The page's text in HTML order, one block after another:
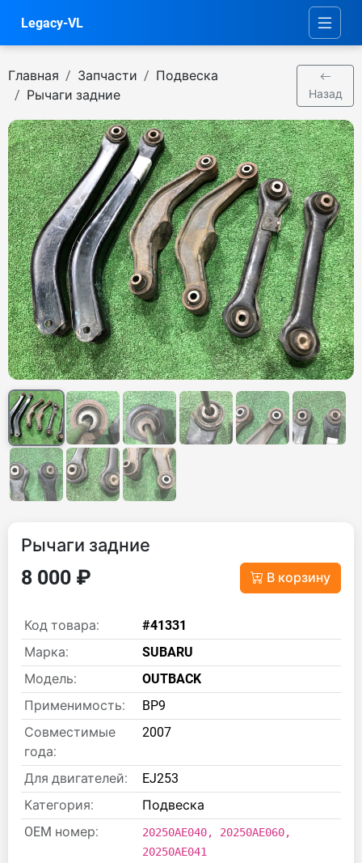
Legacy-VL
Главная Запчасти
Подвеска
Рычаги задние
Назад
Рычаги задние
8 000 ₽ В корзину
Код товара:
#41331
Марка:
SUBARU
Модель:
OUTBACK
Применимость:
BP9
Совместимые
года:
2007
Для двигателей:
EJ253
Категория:
Подвеска
OEM номер:
20250AE040, 20250AE060,
20250AE041